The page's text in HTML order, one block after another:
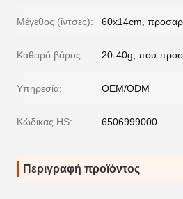
Μέγεθος (ίντσες): 60x14cm,
Καθαρό βάρος: 20-40g, που
Υπηρεσία: OEM/ODM
Κώδικας HS: 6506999000
Περιγραφή προϊόντος